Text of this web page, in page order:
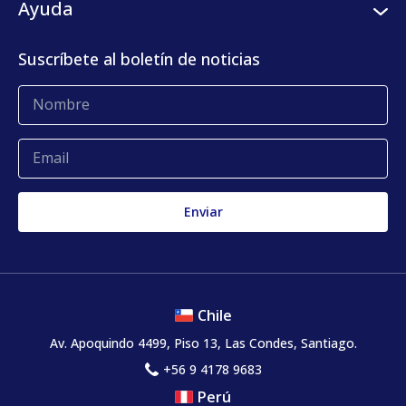
Centro de prensa
KLog Fulfillment
Ayuda
Glosario
Quejas y reclamos
Suscríbete al boletín de noticias
Chile
Av. Apoquindo 4499, Piso 13, Las Condes, Santiago.
+56 9 4178 9683
Perú